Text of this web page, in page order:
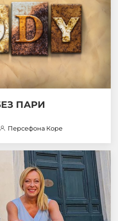
ПАРИ
Персефона Коре